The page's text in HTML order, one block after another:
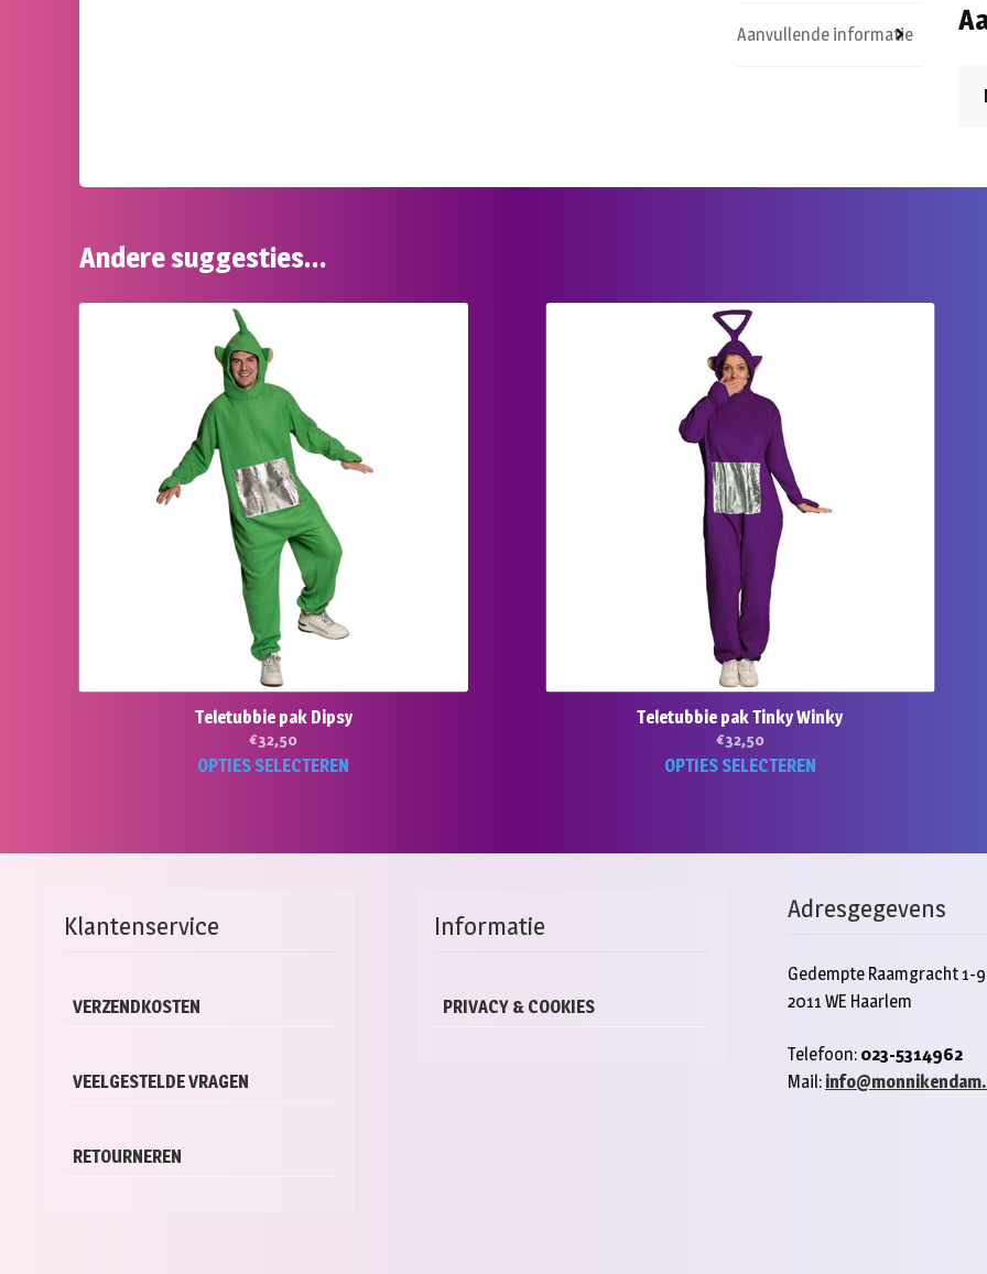
Aanvullende informatie
Andere suggesties…
Teletubbie pak Dipsy
€32,50
OPTIES SELECTEREN
variaties.
kan
op
Teletubbie pak Tinky Winky
€32,50
OPTIES SELECTEREN
optie
worden
Klantenservice
VERZENDKOSTEN
VEELGESTELDE VRAGEN
RETOURNEREN
Informatie
PRIVACY & COOKIES
Adresgegevens
Gedempte Raamgracht 1-9
2011 WE Haarlem
Telefoon: 023-5314962
Mail: